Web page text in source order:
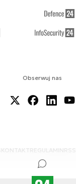
Obserwuj nas
KONTAKTREGULAMINRSS